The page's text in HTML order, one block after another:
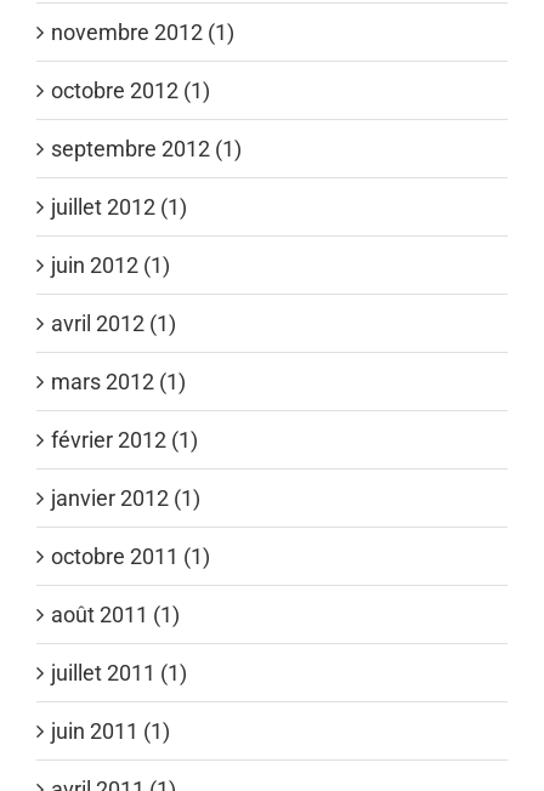
novembre 2012 (1)
octobre 2012 (1)
septembre 2012 (1)
juillet 2012 (1)
juin 2012 (1)
avril 2012 (1)
mars 2012 (1)
février 2012 (1)
janvier 2012 (1)
octobre 2011 (1)
août 2011 (1)
juillet 2011 (1)
juin 2011 (1)